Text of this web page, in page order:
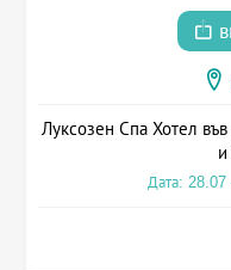
Луксозен Спа Хотел
Дата: